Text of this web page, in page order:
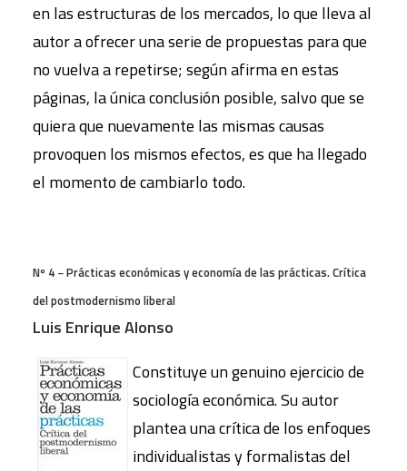
en las estructuras de los mercados, lo que lleva al
autor a ofrecer una serie de propuestas para que
no vuelva a repetirse; según afirma en estas
páginas, la única conclusión posible, salvo que se
quiera que nuevamente las mismas causas
provoquen los mismos efectos, es que ha llegado
el momento de cambiarlo todo.
Nº 4 − Prácticas económicas y economía de las prácticas. Crítica
del postmodernismo liberal
Luis Enrique Alonso
Constituye un genuino ejercicio de
sociología económica. Su autor
plantea una crítica de los enfoques
individualistas y formalistas del